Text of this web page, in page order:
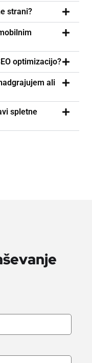
strani?
optimizacijo?
ali
spletne